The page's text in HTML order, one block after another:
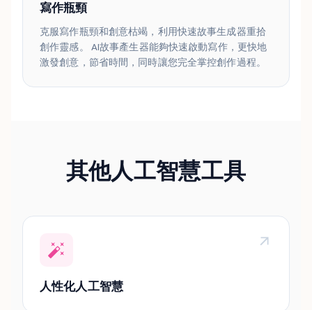
寫作瓶頸
克服寫作瓶頸和創意枯竭，利用快速故事生成器重拾
創作靈感。 AI故事產生器能夠快速啟動寫作，更快地
激發創意，節省時間，同時讓您完全掌控創作過程。
其他人工智慧工具
人性化人工智慧